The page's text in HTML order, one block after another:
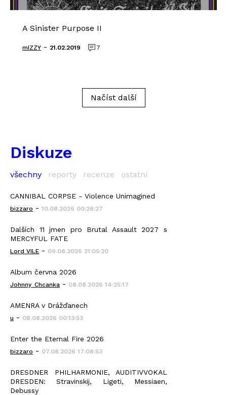
A Sinister Purpose II
mIZZY - 21.02.2019 7
Načíst další
Diskuze
všechny reporty recenze ostatní
CANNIBAL CORPSE - Violence Unimagined
bizzaro - 10.08.2026 00:28:27
Dalších 11 jmen pro Brutal Assault 2027 s
MERCYFUL FATE
Lord VILE - 09.08.2026 21:05:20
Album června 2026
Johnny_Chcanka - 08.08.2026 14:25:17
AMENRA v Drážďanech
u - 08.08.2026 00:13:53
Enter the Eternal Fire 2026
bizzaro - 07.08.2026 17:08:53
DRESDNER PHILHARMONIE, AUDITIVVOKAL
DRESDEN: Stravinskij, Ligeti, Messiaen,
Debussy